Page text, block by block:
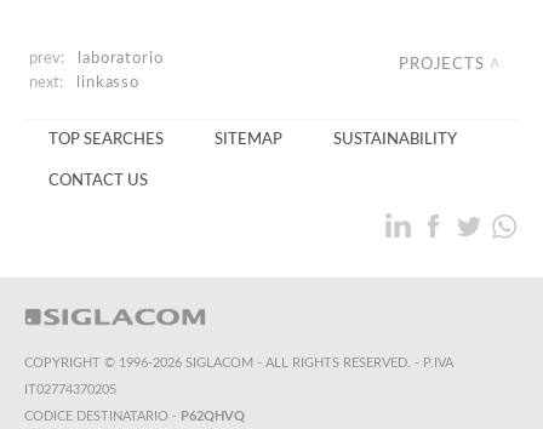
prev:
laboratorio
next:
linkasso
PROJECTS
TOP SEARCHES SITEMAP SUSTAINABILITY
CONTACT US
COPYRIGHT © 1996-2026 SIGLACOM - ALL RIGHTS RESERVED. - P.IVA
IT02774370205
CODICE DESTINATARIO - P62QHVQ